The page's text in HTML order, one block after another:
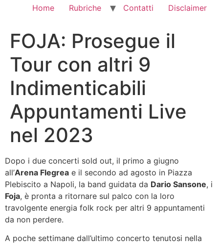
Home Rubriche Contatti Disclaimer
FOJA: Prosegue il
Tour con altri 9
Indimenticabili
Appuntamenti Live
nel 2023
Dopo i due concerti sold out, il primo a giugno
all’Arena Flegrea e il secondo ad agosto in Piazza
Plebiscito a Napoli, la band guidata da Dario Sansone, i
Foja, è pronta a ritornare sul palco con la loro
travolgente energia folk rock per altri 9 appuntamenti
da non perdere.
A poche settimane dall’ultimo concerto tenutosi nella